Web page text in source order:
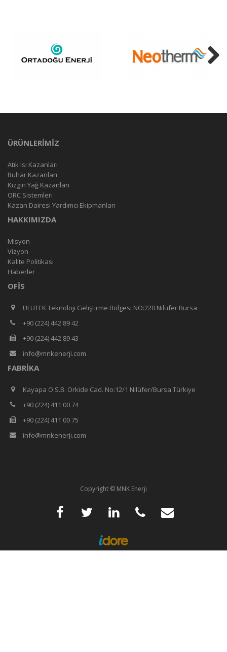
ÜRÜNLERİMİZ
Atık Isı Kazanları
Buhar Kazanları
Kızgın Yağ Kazanları
ORC Sistemleri
Kazan Dairesi Yardımcı Ekipmanları
HAKKIMIZDA
Misyon
Vizyon
Kalite Politikası
Haberler
OFIS
ULUTEK Teknoloji Geliştirme Bölgesi NO:220 Nilüfer Bursa
+90 (224) 442 89 42
+90 (224) 442 89 43
info@mnkenerji.com
FABRIKA
Kayapa O.S.B. Orkide Cad. No:12/1 Nilüfer/Bursa Türkiye
+90 (224) 411 00 74
+90 (224) 411 00 75
info@mnkenerji.com
Copyright © MNK Enerji